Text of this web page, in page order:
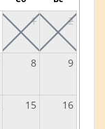
1 2
8 9
15 16